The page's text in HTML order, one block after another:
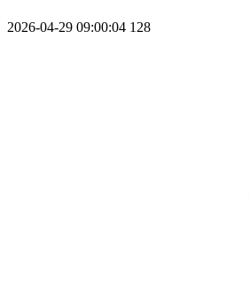
2026-04-29 09:00:04 128